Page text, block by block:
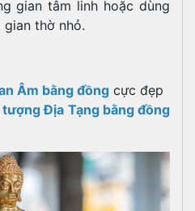
gian tâm linh hoặc dùng
thờ nhỏ.
Âm bằng đồng cực đẹp
tượng Địa Tạng bằng đồng